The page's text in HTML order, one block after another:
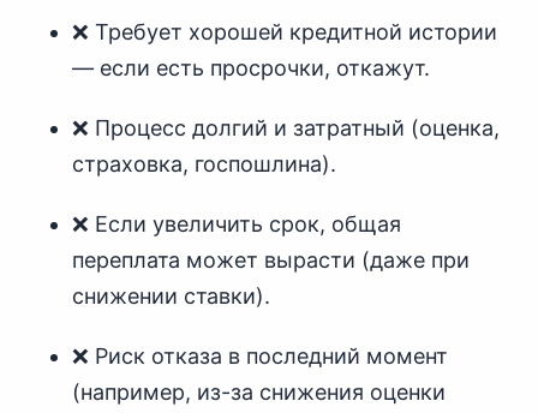
❌ Требует хорошей кредитной истории
— если есть просрочки, откажут.
❌ Процесс долгий и затратный (оценка,
страховка, госпошлина).
❌ Если увеличить срок, общая
переплата может вырасти (даже при
снижении ставки).
❌ Риск отказа в последний момент
(например, из-за снижения оценки